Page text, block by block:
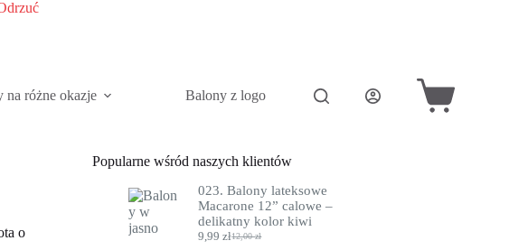
na różne okazje Balony z logo Akcesoria do balonówKoszyk
o
Popularne wśród naszych klientów
023. Balony lateksowe
Macarone 12” calowe –
delikatny kolor kiwi
12,00zł
Pierwotna
9,99złAktualna